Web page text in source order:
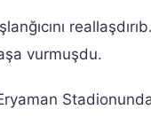
reallaşdırıb.
vurmuşdu.